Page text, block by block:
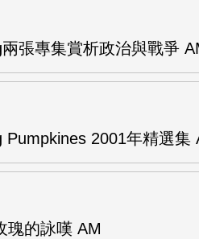
兩張專集賞析政治與戰爭
Pumpkines 2001年精選集
瑰的詠嘆 AM